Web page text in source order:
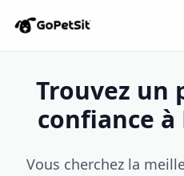
Trouvez un
confiance à
Vous cherchez la